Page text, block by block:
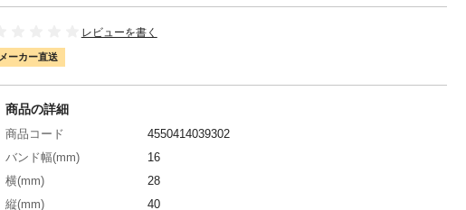
レビューを書く
メーカー直送
商品の詳細
商品コード
4550414039302
バンド幅(mm)
16
横(mm)
28
縦(mm)
40